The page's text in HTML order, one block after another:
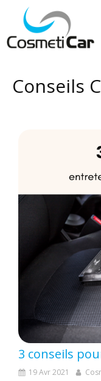
Conseils
19 Avr 2021